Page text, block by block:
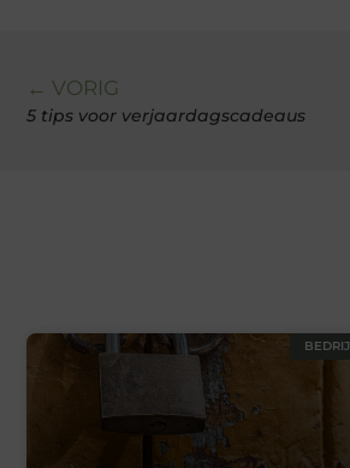
← VORIG
5 tips voor verjaardagscadeaus